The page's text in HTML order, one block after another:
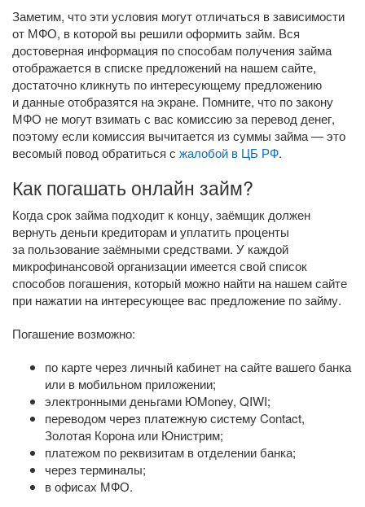
Заметим, что эти условия могут отличаться в зависимости
от МФО, в которой вы решили оформить займ. Вся
достоверная информация по способам получения займа
отображается в списке предложений на нашем сайте,
достаточно кликнуть по интересующему предложению
и данные отобразятся на экране. Помните, что по закону
МФО не могут взимать с вас комиссию за перевод денег,
поэтому если комиссия вычитается из суммы займа — это
весомый повод обратиться с жалобой в ЦБ РФ.
Как погашать онлайн займ?
Когда срок займа подходит к концу, заёмщик должен
вернуть деньги кредиторам и уплатить проценты
за пользование заёмными средствами. У каждой
микрофинансовой организации имеется свой список
способов погашения, который можно найти на нашем сайте
при нажатии на интересующее вас предложение по займу.
Погашение возможно:
по карте через личный кабинет на сайте вашего банка
или в мобильном приложении;
электронными деньгами ЮMoney, QIWI;
переводом через платежную систему Contact,
Золотая Корона или Юнистрим;
платежом по реквизитам в отделении банка;
через терминалы;
в офисах МФО.